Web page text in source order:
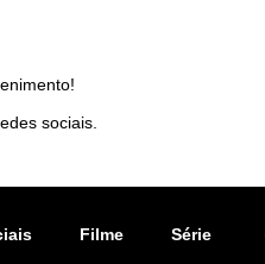
sociais.
Filme Série